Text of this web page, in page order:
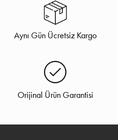
Aynı Gün Ücretsiz Kargo
Orijinal Ürün Garantisi